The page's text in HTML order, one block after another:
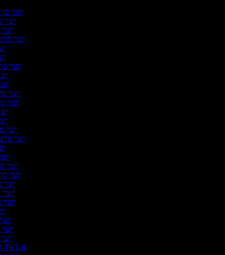
יוצר
יוצר
יוצר
יוצר
יוצר
יוצר
יוצר
יוצר
יוצר
יוצר
יוצר
יוצר
יוצר
יוצר סרטונים ל-TikTok